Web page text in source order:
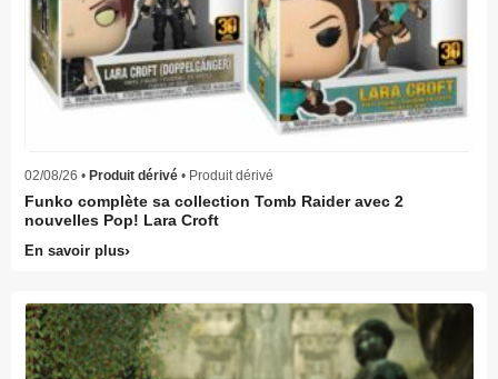
02/08/26 • Produit dérivé • Produit dérivé
Funko complète sa collection Tomb Raider avec 2
nouvelles Pop! Lara Croft
En savoir plus